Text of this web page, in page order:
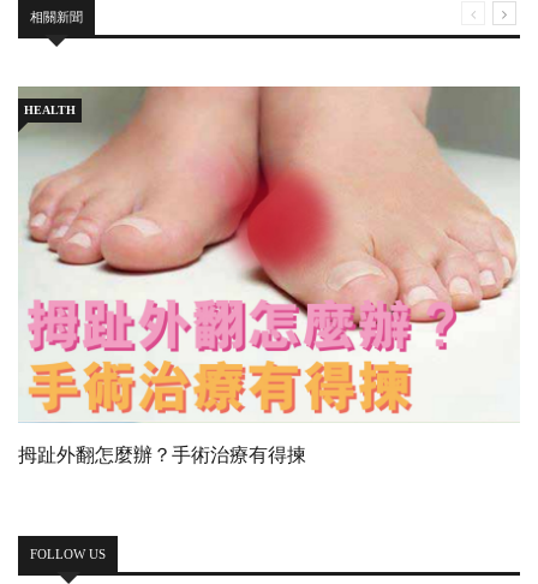
相關新聞
HEALTH
拇趾外翻怎麼辦？手術治療有得揀
FOLLOW US